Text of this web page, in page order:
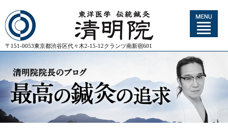
〒151-0053東京都渋谷区代々木2-15-12クランツ南新宿601